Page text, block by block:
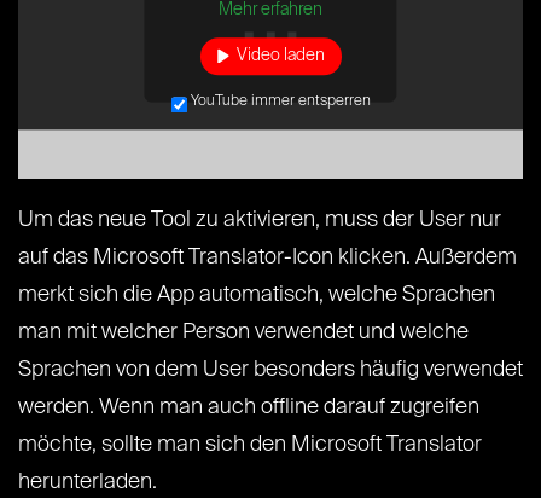
Mehr erfahren
Video laden
YouTube immer entsperren
Um das neue Tool zu aktivieren, muss der User nur
auf das Microsoft Translator-Icon klicken. Außerdem
merkt sich die App automatisch, welche Sprachen
man mit welcher Person verwendet und welche
Sprachen von dem User besonders häufig verwendet
werden. Wenn man auch offline darauf zugreifen
möchte, sollte man sich den Microsoft Translator
herunterladen.